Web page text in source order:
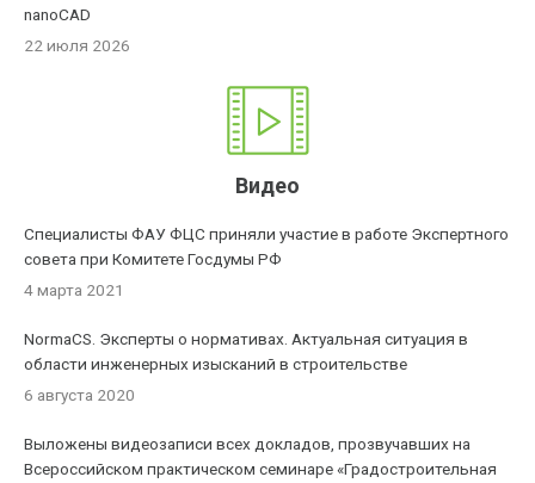
nanoCAD
22 июля 2026
Видео
Специалисты ФАУ ФЦС приняли участие в работе Экспертного
совета при Комитете Госдумы РФ
4 марта 2021
NormaCS. Эксперты о нормативах. Актуальная ситуация в
области инженерных изысканий в строительстве
6 августа 2020
Выложены видеозаписи всех докладов, прозвучавших на
Всероссийском практическом семинаре «Градостроительная